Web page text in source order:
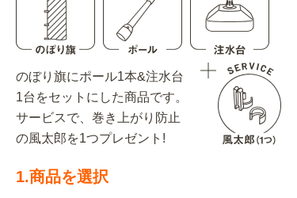
のぼり旗にポール1本&注水台
1台をセットにした商品です。
サービスで、巻き上がり防止
の風太郎を1つプレゼント!
1.商品を選択